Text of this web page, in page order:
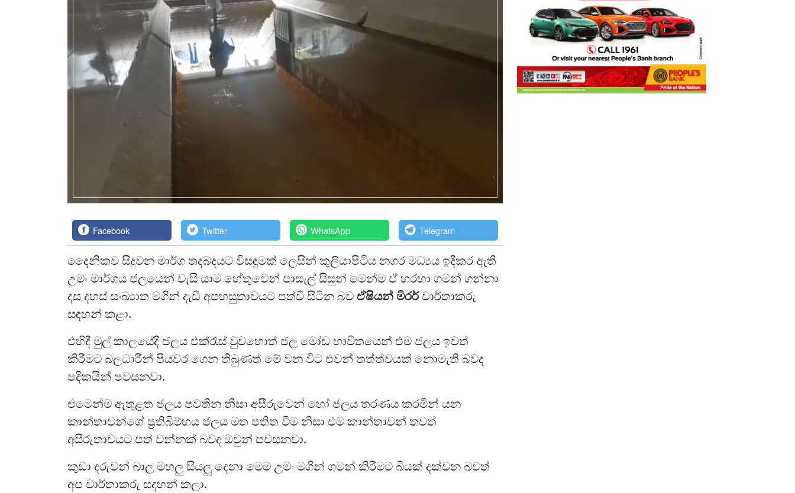
Facebook Twitter WhatsApp Telegram
දෛනිකව සිදුවන මාර්ග තදබදයට විසඳුමක් ලෙසින් කුලියාපිටිය නගර මධ්‍යය ඉදිකර ඇති
උමං මාර්ගය ජලයෙන් වැසී යාම හේතුවෙන් පාසැල් සිසුන් මෙන්ම ඒ හරහා ගමන් ගන්නා
දස දහස් සංඛ්‍යාත මගින් දැඩි අපහසුතාවයට පත්වී සිටින බවඒෂියන් මිරර්වාර්තාකරු
සඳහන් කළා.
එහිදී මුල් කාලයේදී ජලය එක්රැස් වුවහොත් ජල මෝඩ භාවිතයෙන් එම ජලය ඉවත්
කිරීමට බලධාරීන් පියවර ගෙන තිබුණත් මේ වන විට එවන් තත්ත්වයක් නොමැති බවද
පදිකයින් පවසනවා.
එමෙන්ම ඇතුළත ජලය පවතින නිසා අසීරුවෙන් හෝ ජලය තරණය කරමින් යන
කාන්තාවන්ගේ ප්‍රතිබිම්භය ජලය මත පතිත වීම නිසා එම කාන්තාවන් තවත්
අසීරුතාවයට පත් වන්නක් බවද ඔවුන් පවසනවා.
කුඩා දරුවන් බාල මහලු සියලු දෙනා මෙම උමං මගින් ගමන් කිරීමට බියක් දක්වන බවත්
අප වාර්තාකරු සදහන් කලා.